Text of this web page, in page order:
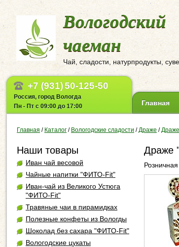
Вологодский
чаеман
Чай, сладости, натурпродукты,
+7 (931)50-125-50
Россия, город Вологда
Пн - Пт с 09:00 до 17:00
Главная
Главная / Каталог / Вологодские сладости / Драже /
Наши товары
Иван чай весовой
Чайные напитки "ФИТО-Fit"
Иван-чай из Великого Устюга
"ФИТО-Fit"
Травяные чаи в пирамидках
Полезные конфеты из Вологды
Шоколад без сахара "ФИТО-Fit"
Вологодские цукаты
Драже